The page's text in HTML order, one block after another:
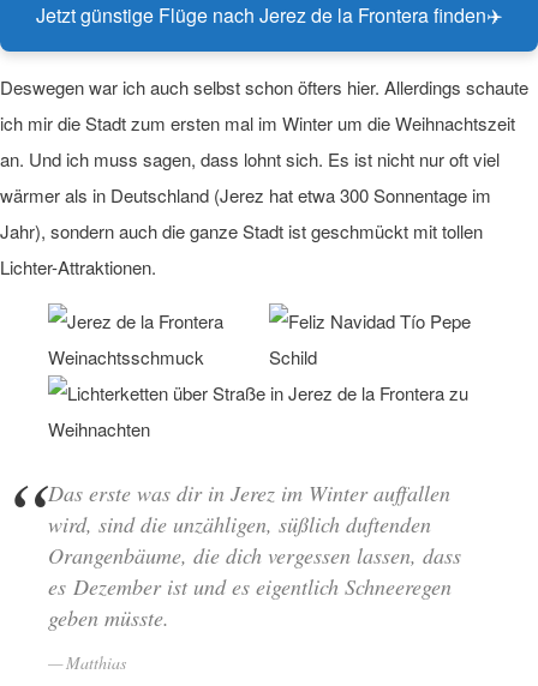
Jetzt günstige Flüge nach Jerez de la Frontera finden✈️
Deswegen war ich auch selbst schon öfters hier. Allerdings schaute
ich mir die Stadt zum ersten mal im Winter um die Weihnachtszeit
an. Und ich muss sagen, dass lohnt sich. Es ist nicht nur oft viel
wärmer als in Deutschland (Jerez hat etwa 300 Sonnentage im
Jahr), sondern auch die ganze Stadt ist geschmückt mit tollen
Lichter-Attraktionen.
Das erste was dir in Jerez im Winter auffallen
wird, sind die unzähligen, süßlich duftenden
Orangenbäume, die dich vergessen lassen, dass
es Dezember ist und es eigentlich Schneeregen
geben müsste.
Matthias